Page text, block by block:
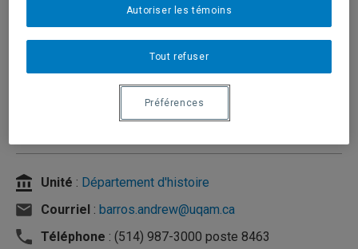
Unité : Département d'histoire
Courriel : barros.andrew@uqam.ca
Téléphone : (514) 987-3000 poste 8463
Tout refuser
Autoriser les témoins
Préférences